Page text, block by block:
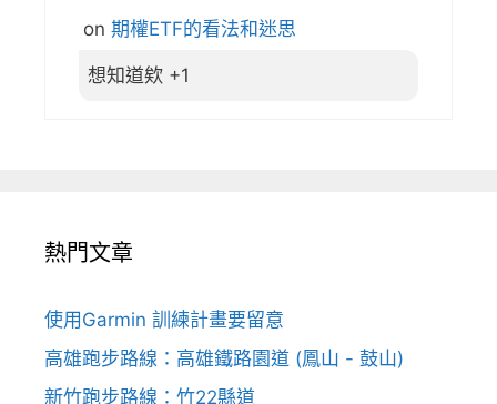
on 期權ETF的看法和迷思
想知道欸 +1
熱門文章
使用Garmin 訓練計畫要留意
高雄跑步路線：高雄鐵路園道 (鳳山 - 鼓山)
新竹跑步路線：竹22縣道